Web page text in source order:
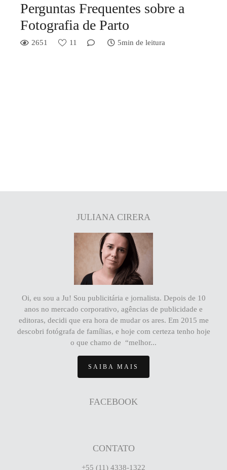
Perguntas Frequentes sobre a
Fotografia de Parto
2651 11 5min de leitura
JULIANA CIRERA
Oi, eu sou a Ju! Sou publicitária e jornalista. Depois de 10
anos no mercado corporativo, agências de publicidade e
editoras, decidi que era hora de mudar os ares. Em 2015 me
descobri fotógrafa de famílias, e hoje com certeza tenho hoje
o que chamo de “melhor...
SAIBA MAIS
FACEBOOK
CONTATO
+55 (11) 4338-1322